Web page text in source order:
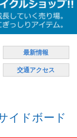
最新情報
交通アクセス
イドボード